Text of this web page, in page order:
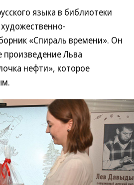
языка в библиотеки
«Спираль времени». Он
Льва
нефти», которое